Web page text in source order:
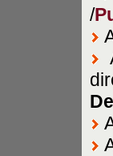
/